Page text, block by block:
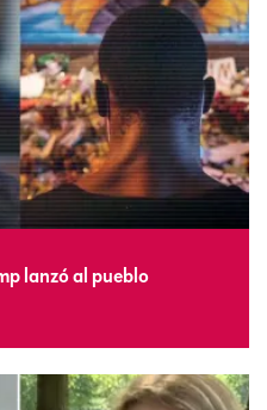
lanzó al pueblo